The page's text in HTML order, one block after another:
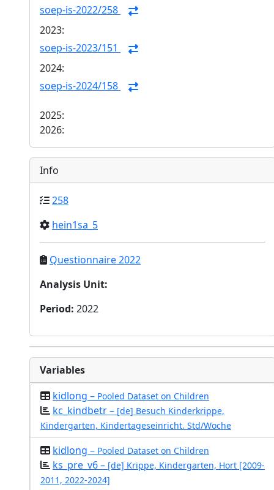
soep-is-2022/258
2023:
soep-is-2023/151
2024:
soep-is-2024/158
2025:
2026:
Info
258
hein1sa_5
Questionnaire 2022
Analysis Unit:
Period: 2022
Variables
kidlong – Pooled Dataset on Children
kc_kindbetr – [de] Besuch Kinderkrippe,
Kindergarten, Kindertageseinricht. Std/Woche
kidlong – Pooled Dataset on Children
ks_pre_v6 – [de] Krippe, Kindergarten, Hort [2009-
2011, 2022-2024]